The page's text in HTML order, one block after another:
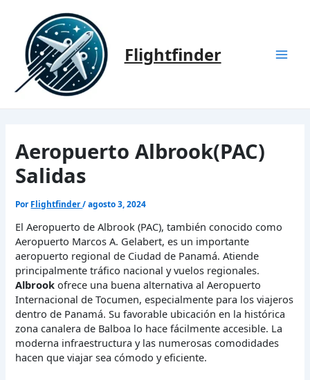
contenido
Flightfinder
Aeropuerto Albrook(PAC)
Salidas
Por Flightfinder/agosto 3, 2024
El Aeropuerto de Albrook (PAC), también conocido como
Aeropuerto Marcos A. Gelabert, es un importante
aeropuerto regional de Ciudad de Panamá. Atiende
principalmente tráfico nacional y vuelos regionales.
Albrook ofrece una buena alternativa al Aeropuerto
Internacional de Tocumen, especialmente para los viajeros
dentro de Panamá. Su favorable ubicación en la histórica
zona canalera de Balboa lo hace fácilmente accesible. La
moderna infraestructura y las numerosas comodidades
hacen que viajar sea cómodo y eficiente.